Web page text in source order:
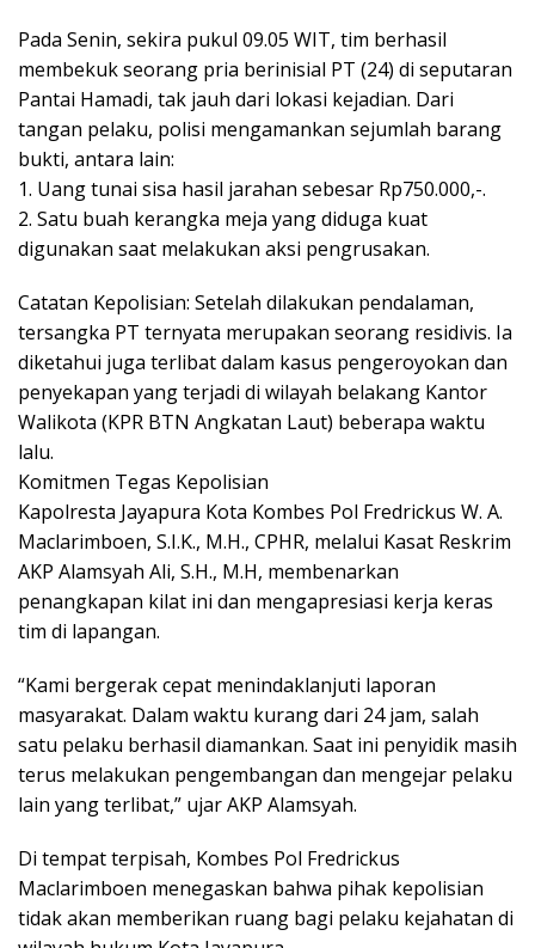
Pada Senin, sekira pukul 09.05 WIT, tim berhasil
membekuk seorang pria berinisial PT (24) di seputaran
Pantai Hamadi, tak jauh dari lokasi kejadian. Dari
tangan pelaku, polisi mengamankan sejumlah barang
bukti, antara lain:
1. Uang tunai sisa hasil jarahan sebesar Rp750.000,-.
2. Satu buah kerangka meja yang diduga kuat
digunakan saat melakukan aksi pengrusakan.
⁠Catatan Kepolisian: Setelah dilakukan pendalaman,
tersangka PT ternyata merupakan seorang residivis. Ia
diketahui juga terlibat dalam kasus pengeroyokan dan
penyekapan yang terjadi di wilayah belakang Kantor
Walikota (KPR BTN Angkatan Laut) beberapa waktu
lalu.
Komitmen Tegas Kepolisian
Kapolresta Jayapura Kota Kombes Pol Fredrickus W. A.
Maclarimboen, S.I.K., M.H., CPHR, melalui Kasat Reskrim
AKP Alamsyah Ali, S.H., M.H, membenarkan
penangkapan kilat ini dan mengapresiasi kerja keras
tim di lapangan.
“Kami bergerak cepat menindaklanjuti laporan
masyarakat. Dalam waktu kurang dari 24 jam, salah
satu pelaku berhasil diamankan. Saat ini penyidik masih
terus melakukan pengembangan dan mengejar pelaku
lain yang terlibat,” ujar AKP Alamsyah.
Di tempat terpisah, Kombes Pol Fredrickus
Maclarimboen menegaskan bahwa pihak kepolisian
tidak akan memberikan ruang bagi pelaku kejahatan di